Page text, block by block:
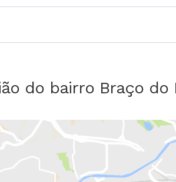
do bairro Braço do